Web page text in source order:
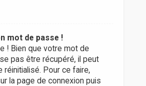
mot de passe !
! Bien que votre mot de
pas être récupéré, il peut
réinitialisé. Pour ce faire,
la page de connexion puis